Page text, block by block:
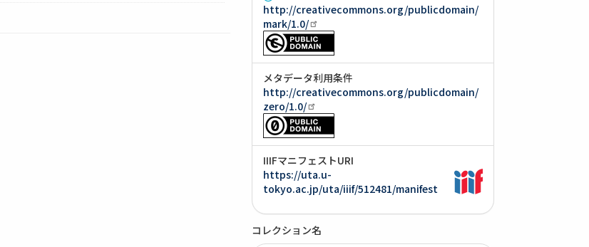
http://creativecommons.org/publicdomain/
mark/1.0/
メタデータ利用条件
http://creativecommons.org/publicdomain/
zero/1.0/
IIIFマニフェストURI
https://uta.u-
tokyo.ac.jp/uta/iiif/512481/manifest
コレクション名